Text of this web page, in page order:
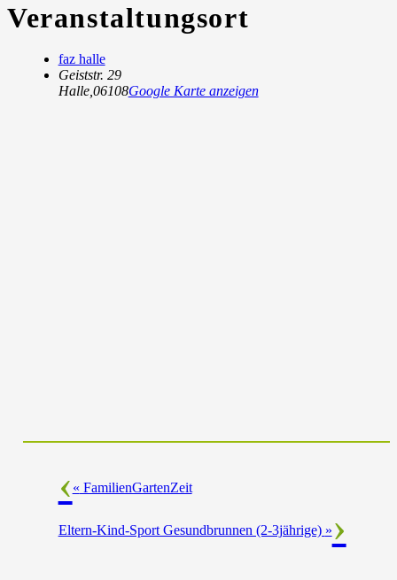
Veranstaltungsort
faz halle
Geiststr. 29
Halle, 06108Google Karte anzeigen
« FamilienGartenZeit
Eltern-Kind-Sport Gesundbrunnen (2-3jährige) »